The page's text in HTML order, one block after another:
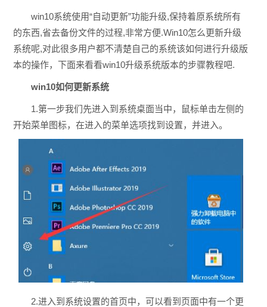
win10系统使用“自动更新”功能升级,保持着原系统所有
的东西,省去备份文件的过程,非常方便.Win10怎么更新升级
系统呢,对此很多用户都不清楚自己的系统该如何进行升级版
本的操作，下面来看看win10升级系统版本的步骤教程吧.
win10如何更新系统
1.第一步我们先进入到系统桌面当中，鼠标单击左侧的
开始菜单图标，在进入的菜单选项找到设置，并进入。
2.进入到系统设置的首页中，可以看到页面中有一个更